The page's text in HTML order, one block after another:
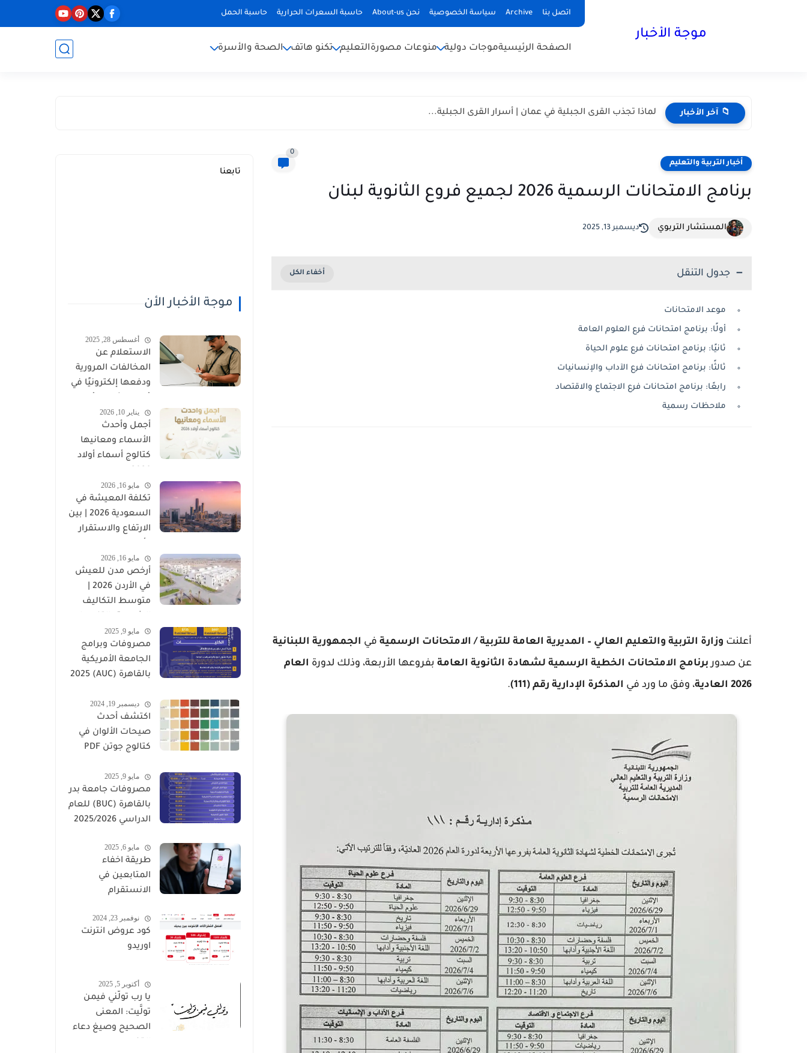
اتصل بنا Archive سياسة الخصوصية نحن About-us حاسبة السعرات الحرارية حاسبة الحمل
موجة الأخبار
الصفحة الرئيسيةموجات دولية منوعات مصورةالتعليم تكنو هاتف الصحة والأسرة
📁 آخر الأخبار لماذا تجذب القرى الجبلية في عمان | أسرار القرى الجبلية...
أخبار التربية والتعليم
0
برنامج الامتحانات الرسمية 2026 لجميع فروع الثانوية لبنان
المستشار التربوي ديسمبر 13, 2025
جدول التنقل
موعد الامتحانات
أولًا: برنامج امتحانات فرع العلوم العامة
ثانيًا: برنامج امتحانات فرع علوم الحياة
ثالثًا: برنامج امتحانات فرع الآداب والإنسانيات
رابعًا: برنامج امتحانات فرع الاجتماع والاقتصاد
ملاحظات رسمية
أعلنت وزارة التربية والتعليم العالي – المديرية العامة للتربية / الامتحانات الرسمية في الجمهورية اللبنانية
عن صدوربرنامج الامتحانات الخطية الرسمية لشهادة الثانوية العامة بفروعها الأربعة، وذلك لدورة العام
2026 العادية
، وفق ما ورد في المذكرة الإدارية رقم (111) .
تابعنا
موجة الأخبار الأن
أغسطس 28, 2025
الاستعلام عن
المخالفات المرورية
ودفعها إلكترونيًا في
السلطانية)
يناير 10, 2026
أجمل وأحدث
الأسماء ومعانيها
كتالوج أسماء أولاد
مايو 16, 2026
تكلفة المعيشة في
السعودية 2026 | بين
الارتفاع والاستقرار
المؤثرة
مايو 16, 2026
أرخص مدن للعيش
متوسط التكاليف
مايو 9, 2025
مصروفات وبرامج
الجامعة الأمريكية
بالقاهرة (AUC) 2025
ديسمبر 19, 2024
اكتشف أحدث
صيحات الألوان في
كتالوج جوتن PDF
مايو 9, 2025
مصروفات جامعة بدر
بالقاهرة (BUC) للعام
الدراسي 2025/2026
مايو 6, 2025
طريقة اخفاء
المتابعين في
الانستقرام
نوفمبر 23, 2024
كود عروض انترنت
اوريدو
أكتوبر 5, 2025
يا رب تولَّني فيمن
تولَّيت: المعنى
الصحيح وصيغ دعاء